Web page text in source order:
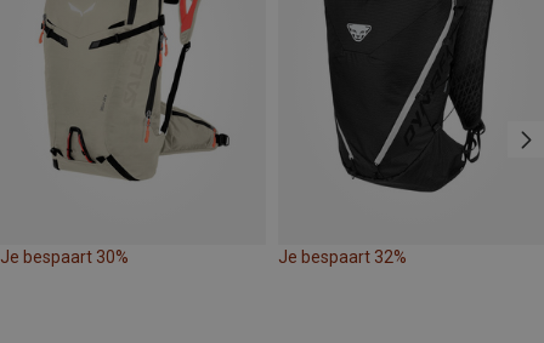
Je bespaart 30% Je bespaart 32%